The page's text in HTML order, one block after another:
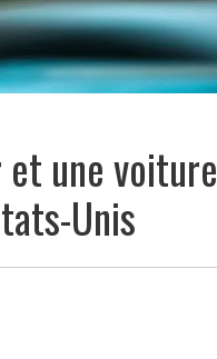
une voiture
Unis